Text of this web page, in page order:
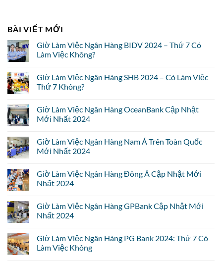
BÀI VIẾT MỚI
Giờ Làm Việc Ngân Hàng BIDV 2024 – Thứ 7 Có
Làm Việc Không?
Giờ Làm Việc Ngân Hàng SHB 2024 – Có Làm Việc
Thứ 7 Không?
Giờ Làm Việc Ngân Hàng OceanBank Cập Nhật
Mới Nhất 2024
Giờ Làm Việc Ngân Hàng Nam Á Trên Toàn Quốc
Mới Nhất 2024
Giờ Làm Việc Ngân Hàng Đông Á Cập Nhật Mới
Nhất 2024
Giờ Làm Việc Ngân Hàng GPBank Cập Nhật Mới
Nhất 2024
Giờ Làm Việc Ngân Hàng PG Bank 2024: Thứ 7 Có
Làm Việc Không